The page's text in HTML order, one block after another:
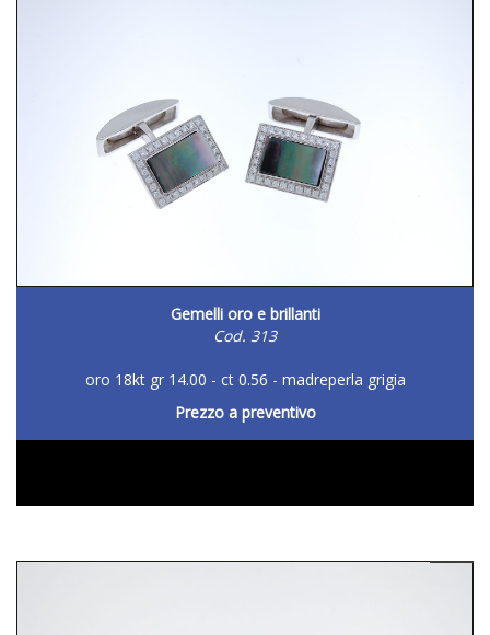
Gemelli oro e brillanti
Cod. 313
oro 18kt gr 14.00 - ct 0.56 - madreperla grigia
Prezzo a preventivo